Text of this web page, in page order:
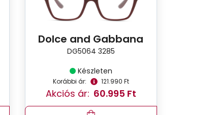
Dolce and Gabbana
DG5064 3285
Készleten
Korábbi ár: 121.990 Ft
Akciós ár: 60.995 Ft